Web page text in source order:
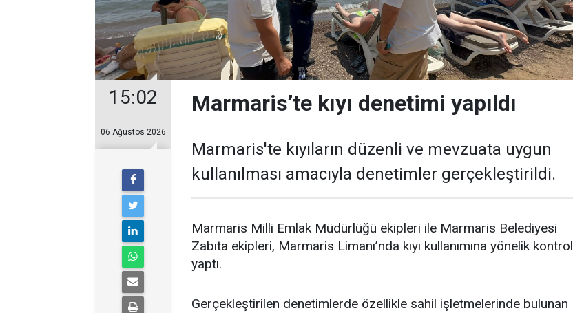
15:02
06 Ağustos 2026
Marmaris’te kıyı denetimi yapıldı
Marmaris'te kıyıların düzenli ve mevzuata uygun
kullanılması amacıyla denetimler gerçekleştirildi.
Marmaris Milli Emlak Müdürlüğü ekipleri ile Marmaris Belediyesi
Zabıta ekipleri, Marmaris Limanı’nda kıyı kullanımına yönelik kontrol
yaptı.
Gerçekleştirilen denetimlerde özellikle sahil işletmelerinde bulunan